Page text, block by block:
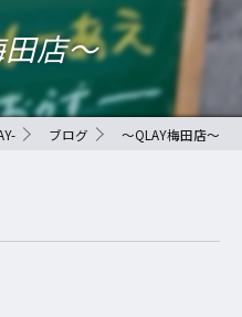
田店〜
ブログ 〜QLAY梅田店〜